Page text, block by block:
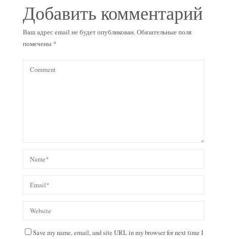
Добавить комментарий
Ваш адрес email не будет опубликован.Обязательные поля
помечены *
Save my name, email, and site URL in my browser for next time I